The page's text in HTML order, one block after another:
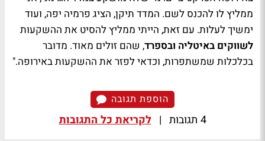
ממליץ לו להכנס לשם. המדד תיקן, הציג פרמיה יפה, ועוד
ימשיך לעלות. עם זאת, הייתי ממליץ להסיט את ההשקעות
לשווקים באיטליה ובספרד, שהם זולים מאוד. מדובר
בכלכלות שמשתפרות, וכדאי לפזר את ההשקעות באירופה."
הוספת תגובה
4 תגובות | לקריאת כל התגובות